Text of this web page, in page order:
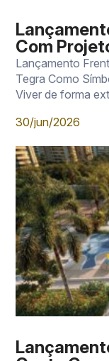
Com
Lançamento
Tegra Como
Viver de forma
30/jun/2026